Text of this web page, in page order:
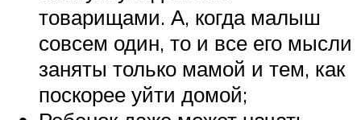
товарищами. А, когда малыш
совсем один, то и все его мысли
заняты только мамой и тем, как
поскорее уйти домой;